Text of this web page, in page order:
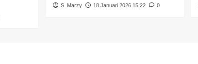
S_Marzy 18 Januari 2026 15:22 0